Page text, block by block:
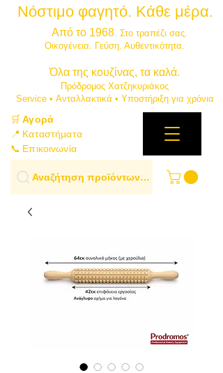
Νόστιμο φαγητό. Κάθε μέρα.
Από το 1968. Στο τραπέζι σας.
​Οικογένεια. Γεύση. Αυθεντικότητα.
​Όλα της κουζίνας, τα καλά.
Πρόδρομος Χατζηκυριάκος
​Service • Ανταλλακτικά • Υποστήριξη για χρόνια
🛒Αγορά
📍 Καταστήματα
📞 Επικοινωνία
Αναζήτηση προϊόντων…